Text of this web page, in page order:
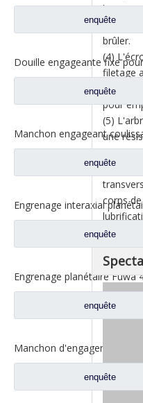
enquête
enquête
enquête
enquête
enquête
enquête
brûler.
(4)
filetage
adhésif
pour
(5)
une
corps